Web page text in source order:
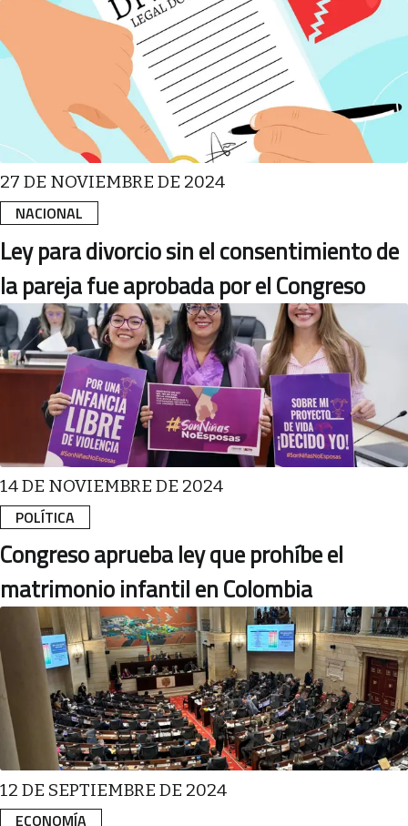
NACIONAL
27 DE NOVIEMBRE DE 2024
Ley para divorcio sin el consentimiento de
la pareja fue aprobada por el Congreso
POLÍTICA
14 DE NOVIEMBRE DE 2024
Congreso aprueba ley que prohíbe el
matrimonio infantil en Colombia
ECONOMÍA
12 DE SEPTIEMBRE DE 2024